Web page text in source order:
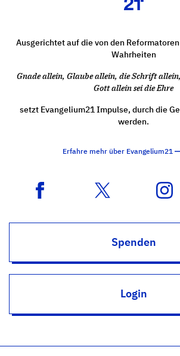
Ausgerichtet auf die von den
Wahrheiten
Gnade allein, Glaube allein, die Schrift
Gott allein sei die Ehre
setzt Evangelium21 Impulse, durch die
werden.
Erfahre mehr über Evangelium21
Spenden
Login